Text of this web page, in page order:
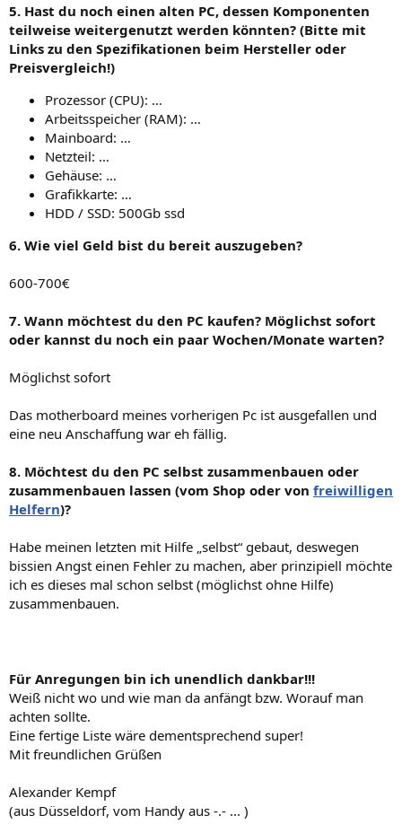
5. Hast du noch einen alten PC, dessen Komponenten
teilweise weitergenutzt werden könnten? (Bitte mit
Links zu den Spezifikationen beim Hersteller oder
Preisvergleich!)
Prozessor (CPU): …
Arbeitsspeicher (RAM): …
Mainboard: …
Netzteil: …
Gehäuse: …
Grafikkarte: …
HDD / SSD: 500Gb ssd
6. Wie viel Geld bist du bereit auszugeben?
600-700€
7. Wann möchtest du den PC kaufen? Möglichst sofort
oder kannst du noch ein paar Wochen/Monate warten?
Möglichst sofort
Das motherboard meines vorherigen Pc ist ausgefallen und
eine neu Anschaffung war eh fällig.
8. Möchtest du den PC selbst zusammenbauen oder
zusammenbauen lassen (vom Shop oder von freiwilligen
Helfern)?
Habe meinen letzten mit Hilfe „selbst“ gebaut, deswegen
bissien Angst einen Fehler zu machen, aber prinzipiell möchte
ich es dieses mal schon selbst (möglichst ohne Hilfe)
zusammenbauen.
Für Anregungen bin ich unendlich dankbar!!!
Weiß nicht wo und wie man da anfängt bzw. Worauf man
achten sollte.
Eine fertige Liste wäre dementsprechend super!
Mit freundlichen Grüßen
Alexander Kempf
(aus Düsseldorf, vom Handy aus -.- ... )